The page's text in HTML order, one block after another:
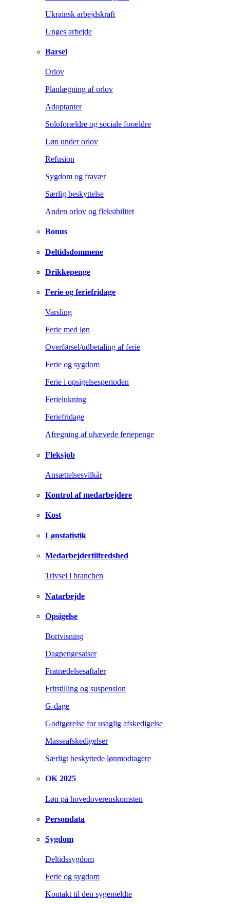
Ukrainsk arbejdskraft
Unges arbejde
Barsel
Orlov
Planlægning af orlov
Adoptanter
Soloforældre og sociale forældre
Løn under orlov
Refusion
Sygdom og fravær
Særlig beskyttelse
Anden orlov og fleksibilitet
Bonus
Deltidsdommene
Drikkepenge
Ferie og feriefridage
Varsling
Ferie med løn
Overførsel/udbetaling af ferie
Ferie og sygdom
Ferie i opsigelsesperioden
Ferielukning
Feriefridage
Afregning af uhævede feriepenge
Fleksjob
Ansættelsesvilkår
Kontrol af medarbejdere
Kost
Lønstatistik
Medarbejdertilfredshed
Trivsel i branchen
Natarbejde
Opsigelse
Bortvisning
Dagpengesatser
Fratrædelsesaftaler
Fritstilling og suspension
G-dage
Godtgørelse for usaglig afskedigelse
Masseafskedigelser
Særligt beskyttede lønmodtagere
OK 2025
Løn på hovedoverenskomsten
Persondata
Sygdom
Deltidssygdom
Ferie og sygdom
Kontakt til den sygemeldte